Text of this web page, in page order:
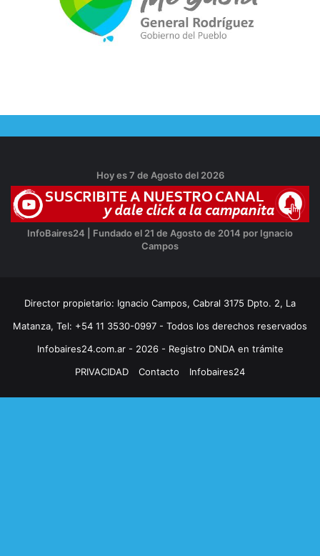
Hoy es 7 de Agosto del 2026
InfoBaires24 | Fundado el 21 de Agosto de 2014 por Ignacio
Campos
Director propietario: Ignacio Campos, Cabral 3175 Dpto. 2, La
Matanza, Tel: +54 11 3530-0997 - Todos los derechos reservados
Infobaires24.com.ar - 2026 - Registro DNDA en trámite
PRIVACIDAD
Contacto Infobaires24